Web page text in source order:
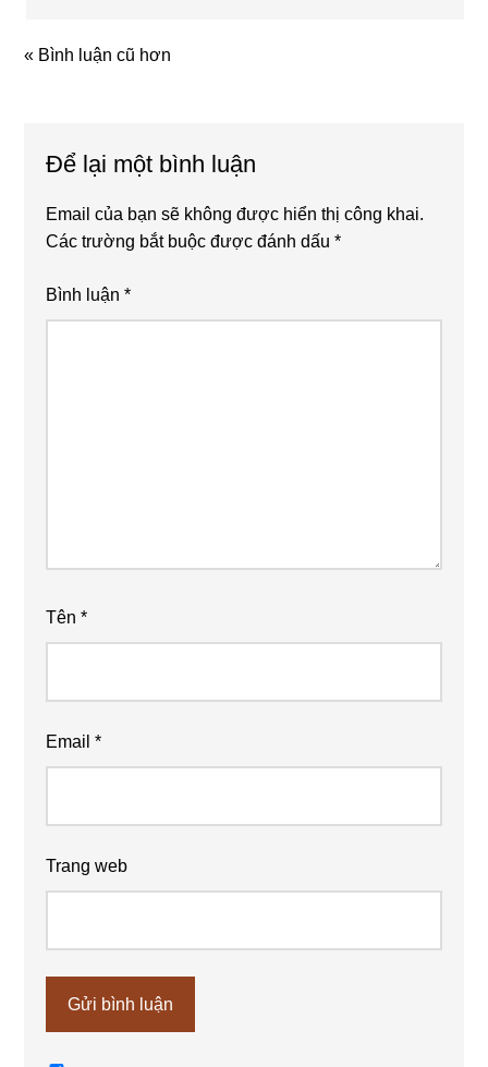
« Bình luận cũ hơn
Để lại một bình luận
Email của bạn sẽ không được hiển thị công khai.
Các trường bắt buộc được đánh dấu*
Bình luận*
Tên*
Email*
Trang web